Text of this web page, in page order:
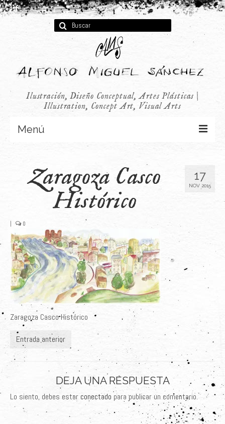
Buscar
por:
Ilustración, Diseño Conceptual, Artes Plásticas |
Illustration, Concept Art, Visual Arts
Menú
Infantil
Audiovisual
Últimos Proyectos
Sobre el Autor
Clientes
Adquiere su Obra
17
NOV 2015
Zaragoza Casco
Histórico
| 0
Zaragoza Casco Histórico
Entrada anterior
DEJA UNA RESPUESTA
Lo siento, debes estar conectado para publicar un comentario.